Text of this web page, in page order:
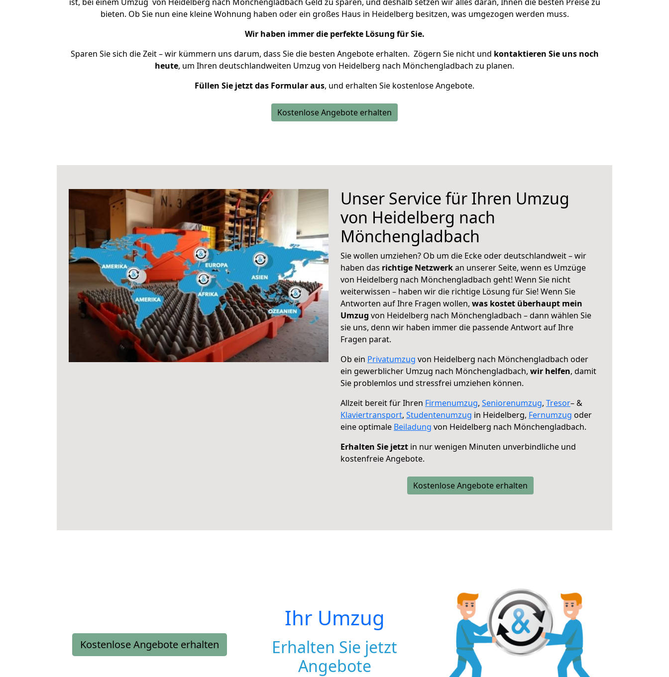
bieten. Ob Sie nun eine kleine Wohnung haben oder ein großes Haus in Heidelberg besitzen, was umgezogen werden muss.
Wir haben immer die perfekte Lösung für Sie.
Sparen Sie sich die Zeit – wir kümmern uns darum, dass Sie die besten Angebote erhalten. Zögern Sie nicht und kontaktieren Sie uns noch
heute, um Ihren deutschlandweiten Umzug von Heidelberg nach Mönchengladbach zu planen.
Füllen Sie jetzt das Formular aus, und erhalten Sie kostenlose Angebote.
Kostenlose Angebote erhalten
Unser Service für Ihren Umzug
von Heidelberg nach
Mönchengladbach
Sie wollen umziehen? Ob um die Ecke oder deutschlandweit – wir
haben das richtige Netzwerkan unserer Seite, wenn es Umzüge
von Heidelberg nach Mönchengladbach geht! Wenn Sie nicht
weiterwissen – haben wir die richtige Lösung für Sie! Wenn Sie
Antworten auf Ihre Fragen wollen, was kostet überhaupt mein
Umzug von Heidelberg nach Mönchengladbach – dann wählen Sie
sie uns, denn wir haben immer die passende Antwort auf Ihre
Fragen parat.
Ob ein Privatumzug von Heidelberg nach Mönchengladbach oder
ein gewerblicher Umzug nach Mönchengladbach, wir helfen, damit
Sie problemlos und stressfrei umziehen können.
Allzeit bereit für Ihren Firmenumzug, Seniorenumzug, Tresor– &
Klaviertransport, Studentenumzug in Heidelberg, Fernumzug oder
eine optimale Beiladung von Heidelberg nach Mönchengladbach.
Erhalten Sie jetzt in nur wenigen Minuten unverbindliche und
kostenfreie Angebote.
Kostenlose Angebote erhalten
Kostenlose Angebote erhalten
Ihr Umzug
Erhalten Sie jetzt
Angebote